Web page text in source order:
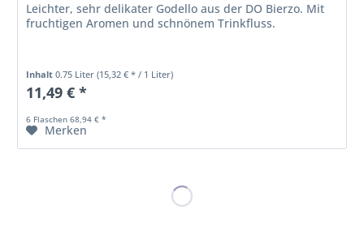
Leichter, sehr delikater Godello aus der DO Bierzo. Mit
fruchtigen Aromen und schnönem Trinkfluss.
Inhalt0.75 Liter(15,32 € * / 1 Liter)
11,49 € *
6 Flaschen 68,94 € *
Merken